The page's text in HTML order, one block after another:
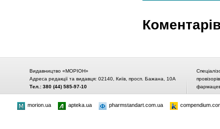
Видавництво «МОРІОН»
Адреса редакції та видавця: 02140, Київ, просп. Бажана, 10А
Тел.: 380 (44) 585-97-10
morion.ua apteka.ua pharmstandart.com.ua